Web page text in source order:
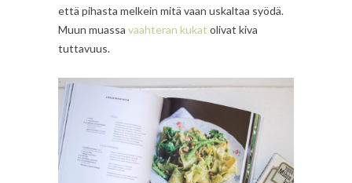
että pihasta melkein mitä vaan uskaltaa syödä.
Muun muassa vaahteran kukat olivat kiva
tuttavuus.